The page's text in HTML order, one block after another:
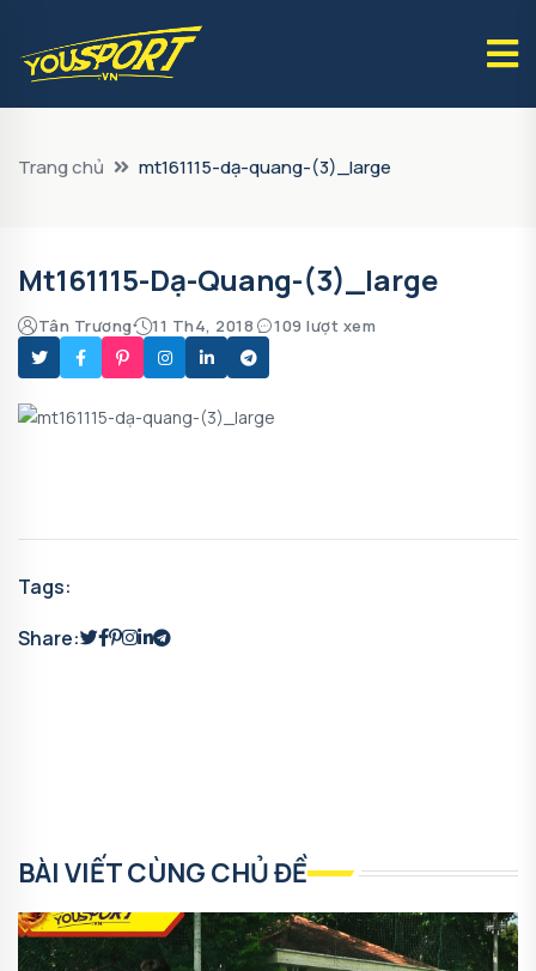
Trang chủ mt161115-dạ-quang-(3)_large
Mt161115-Dạ-Quang-(3)_large
Tân Trương 11 Th4, 2018 109 lượt xem
Tags:
Share:
BÀI VIẾT CÙNG CHỦ ĐỀ